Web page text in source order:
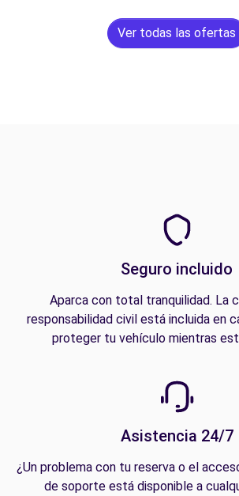
Ver todas las ofertas
Seguro incluido
Aparca con total tranquilidad. La
responsabilidad civil está incluida en
proteger tu vehículo mientras
Asistencia 24/7
¿Un problema con tu reserva o el
de soporte está disponible a